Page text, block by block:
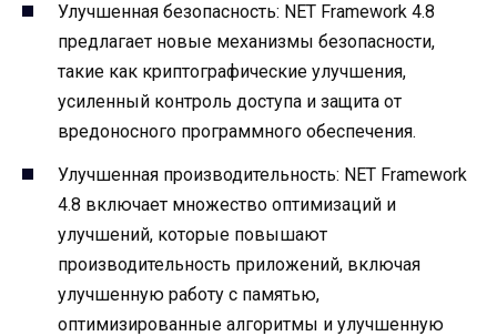
Улучшенная безопасность: NET Framework 4.8
предлагает новые механизмы безопасности,
такие как криптографические улучшения,
усиленный контроль доступа и защита от
вредоносного программного обеспечения.
Улучшенная производительность: NET Framework
4.8 включает множество оптимизаций и
улучшений, которые повышают
производительность приложений, включая
улучшенную работу с памятью,
оптимизированные алгоритмы и улучшенную